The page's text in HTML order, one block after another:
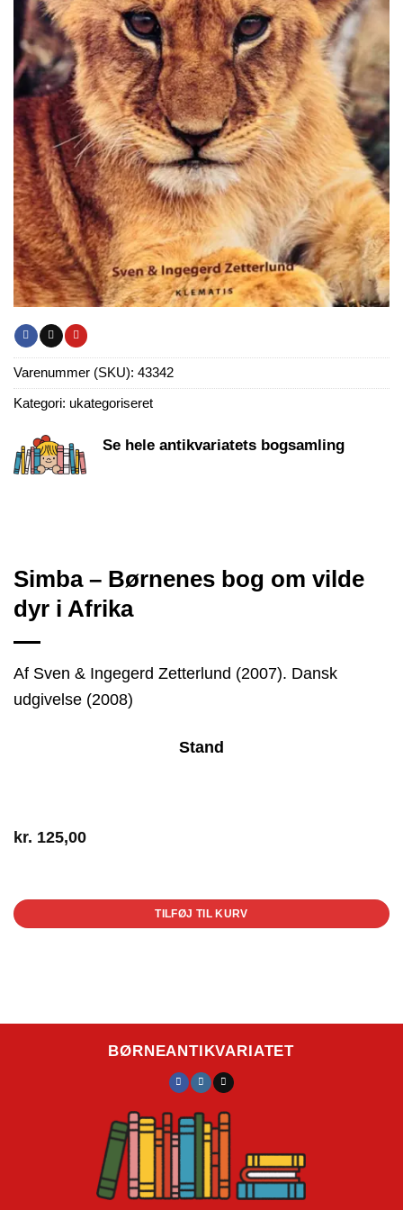
Varenummer (SKU): 43342
Kategori: ukategoriseret
Se hele antikvariatets bogsamling
Simba – Børnenes bog om vilde
dyr i Afrika
Af Sven & Ingegerd Zetterlund (2007). Dansk
udgivelse (2008)
Stand
kr. 125,00
TILFØJ TIL KURV
BØRNEANTIKVARIATET